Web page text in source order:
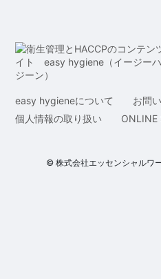
easy hygieneについて お問
個人情報の取り扱い
ONLINE
© 株式会社エッセンシャルワ